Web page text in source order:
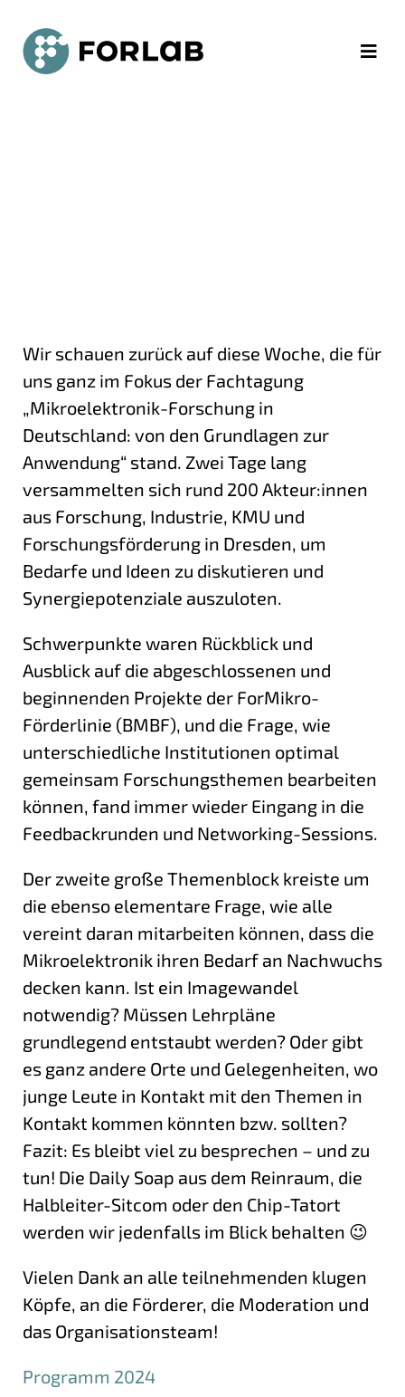
Wir schauen zurück auf diese Woche, die für
uns ganz im Fokus der Fachtagung
„Mikroelektronik-Forschung in
Deutschland: von den Grundlagen zur
Anwendung“ stand. Zwei Tage lang
versammelten sich rund 200 Akteur:innen
aus Forschung, Industrie, KMU und
Forschungsförderung in Dresden, um
Bedarfe und Ideen zu diskutieren und
Synergiepotenziale auszuloten.
Schwerpunkte waren Rückblick und
Ausblick auf die abgeschlossenen und
beginnenden Projekte der ForMikro-
Förderlinie (BMBF), und die Frage, wie
unterschiedliche Institutionen optimal
gemeinsam Forschungsthemen bearbeiten
können, fand immer wieder Eingang in die
Feedbackrunden und Networking-Sessions.
Der zweite große Themenblock kreiste um
die ebenso elementare Frage, wie alle
vereint daran mitarbeiten können, dass die
Mikroelektronik ihren Bedarf an Nachwuchs
decken kann. Ist ein Imagewandel
notwendig? Müssen Lehrpläne
grundlegend entstaubt werden? Oder gibt
es ganz andere Orte und Gelegenheiten, wo
junge Leute in Kontakt mit den Themen in
Kontakt kommen könnten bzw. sollten?
Fazit: Es bleibt viel zu besprechen – und zu
tun! Die Daily Soap aus dem Reinraum, die
Halbleiter-Sitcom oder den Chip-Tatort
werden wir jedenfalls im Blick behalten 😉
Vielen Dank an alle teilnehmenden klugen
Köpfe, an die Förderer, die Moderation und
das Organisationsteam!
Programm 2024